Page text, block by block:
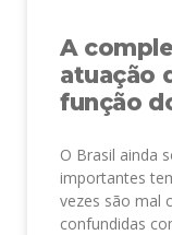
A
atuação
função
O Brasil ainda
importantes
vezes são mal
confundidas